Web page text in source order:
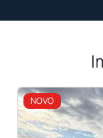
NOVO
<<<<